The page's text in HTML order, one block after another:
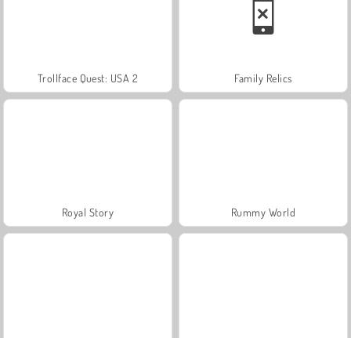
Trollface Quest: USA 2 Family Relics
Royal Story Rummy World